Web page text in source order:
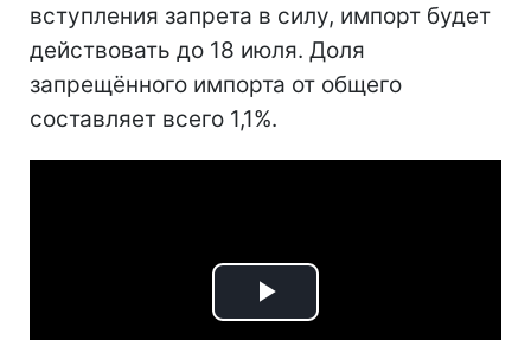
вступления запрета в силу, импорт будет
действовать до 18 июля. Доля
запрещённого импорта от общего
составляет всего 1,1%.
Play